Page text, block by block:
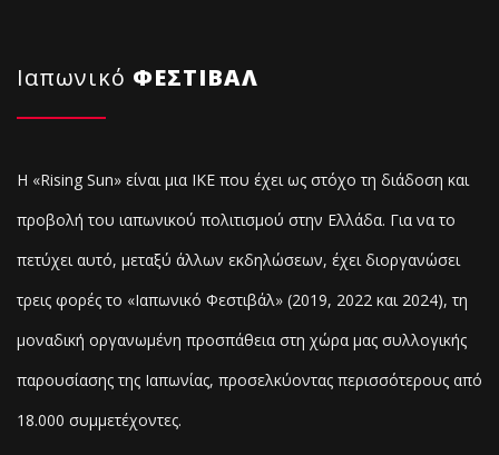
Ιαπωνικό ΦΕΣΤΙΒΑΛ
Η «Rising Sun» είναι μια ΙΚΕ που έχει ως στόχο τη διάδοση και
προβολή του ιαπωνικού πολιτισμού στην Ελλάδα. Για να το
πετύχει αυτό, μεταξύ άλλων εκδηλώσεων, έχει διοργανώσει
τρεις φορές το «Ιαπωνικό Φεστιβάλ» (2019, 2022 και 2024), τη
μοναδική οργανωμένη προσπάθεια στη χώρα μας συλλογικής
παρουσίασης της Ιαπωνίας, προσελκύοντας περισσότερους από
18.000 συμμετέχοντες.